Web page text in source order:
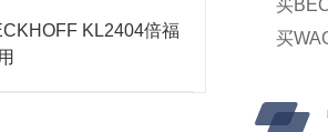
KL2404倍福
买
买